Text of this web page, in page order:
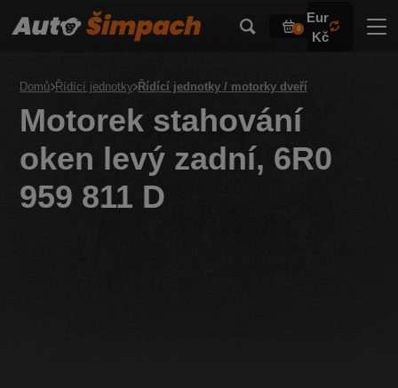
0
Eur
Kč
Domů Řídící jednotky Řídící jednotky / motorky dveří
Motorek stahování
oken levý zadní, 6R0
959 811 D